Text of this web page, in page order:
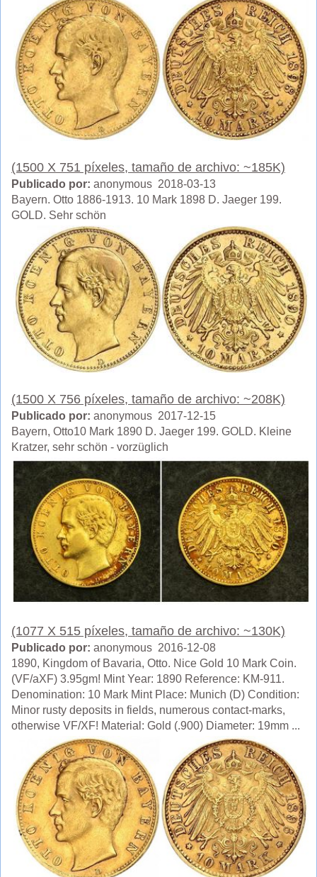
(1500 X 751 píxeles, tamaño de archivo: ~185K)
Publicado por: anonymous 2018-03-13
Bayern. Otto 1886-1913. 10 Mark 1898 D. Jaeger 199.
GOLD. Sehr schön
(1500 X 756 píxeles, tamaño de archivo: ~208K)
Publicado por: anonymous 2017-12-15
Bayern, Otto10 Mark 1890 D. Jaeger 199. GOLD. Kleine
Kratzer, sehr schön - vorzüglich
(1077 X 515 píxeles, tamaño de archivo: ~130K)
Publicado por: anonymous 2016-12-08
1890, Kingdom of Bavaria, Otto. Nice Gold 10 Mark Coin.
(VF/aXF) 3.95gm! Mint Year: 1890 Reference: KM-911.
Denomination: 10 Mark Mint Place: Munich (D) Condition:
Minor rusty deposits in fields, numerous contact-marks,
otherwise VF/XF! Material: Gold (.900) Diameter: 19mm ...